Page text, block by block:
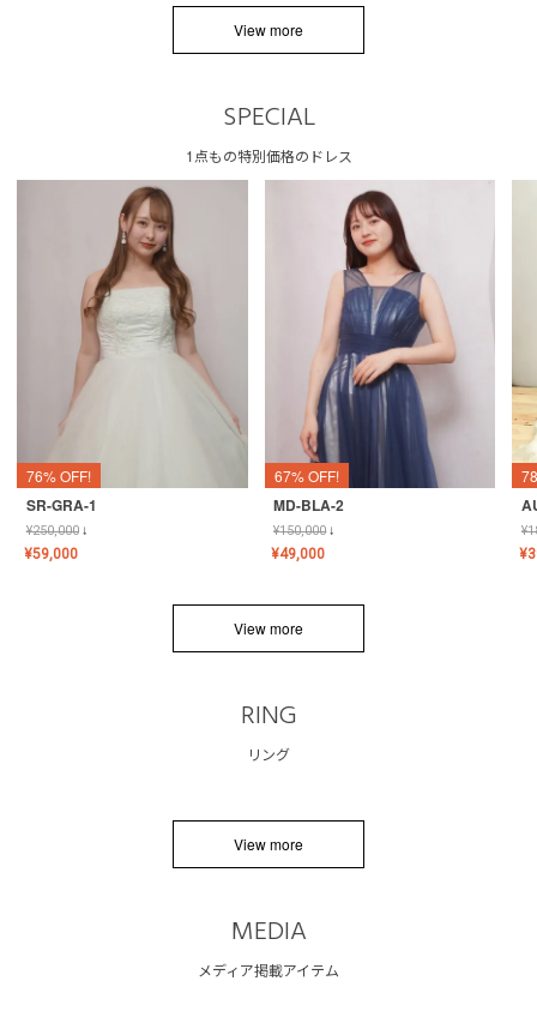
View more
SPECIAL
1点もの特別価格のドレス
76% OFF!
SR-GRA-1
¥250,000↓
¥59,000
67% OFF!
MD-BLA-2
¥150,000↓
¥49,000
¥
¥
View more
RING
リング
View more
MEDIA
メディア掲載アイテム